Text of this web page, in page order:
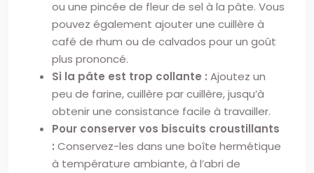
ou une pincée de fleur de sel à la pâte. Vous
pouvez également ajouter une cuillère à
café de rhum ou de calvados pour un goût
plus prononcé.
Si la pâte est trop collante : Ajoutez un
peu de farine, cuillère par cuillère, jusqu’à
obtenir une consistance facile à travailler.
Pour conserver vos biscuits croustillants
: Conservez-les dans une boîte hermétique
à température ambiante, à l’abri de